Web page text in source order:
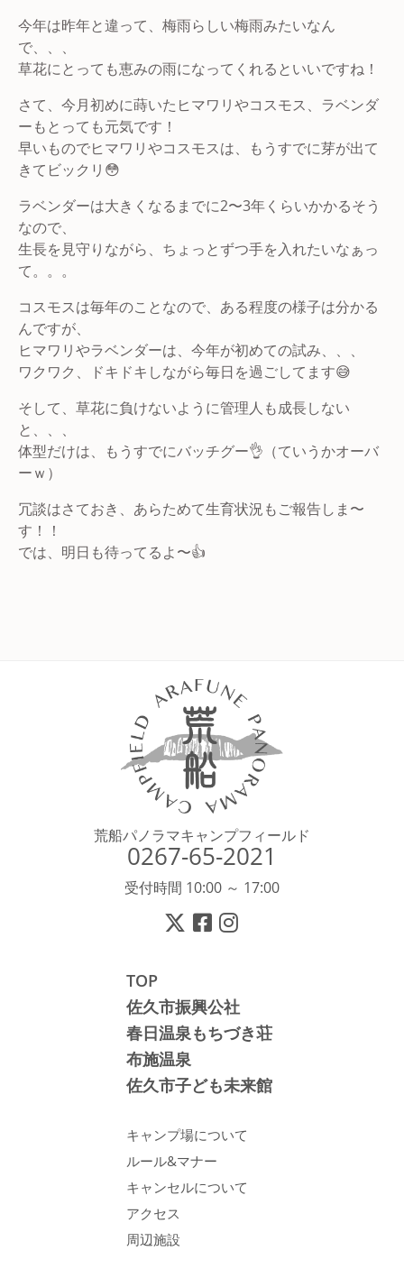
今年は昨年と違って、梅雨らしい梅雨みたいなん
で、、、
草花にとっても恵みの雨になってくれるといいですね！
さて、今月初めに蒔いたヒマワリやコスモス、ラベンダ
ーもとっても元気です！
早いものでヒマワリやコスモスは、もうすでに芽が出て
きてビックリ😳
ラベンダーは大きくなるまでに2〜3年くらいかかるそう
なので、
生長を見守りながら、ちょっとずつ手を入れたいなぁっ
て。。。
コスモスは毎年のことなので、ある程度の様子は分かる
んですが、
ヒマワリやラベンダーは、今年が初めての試み、、、
ワクワク、ドキドキしながら毎日を過ごしてます😅
そして、草花に負けないように管理人も成長しない
と、、、
体型だけは、もうすでにバッチグー👌（ていうかオーバ
ーｗ）
冗談はさておき、あらためて生育状況もご報告しま〜
す！！
では、明日も待ってるよ〜👍
荒船パノラマキャンプフィールド
0267-65-2021
受付時間 10:00 ～ 17:00
TOP
佐久市振興公社
春日温泉もちづき荘
布施温泉
佐久市子ども未来館
キャンプ場について
ルール&マナー
キャンセルについて
アクセス
周辺施設